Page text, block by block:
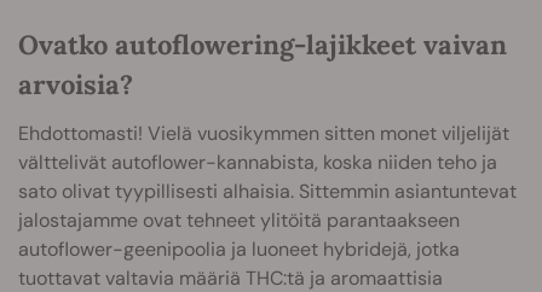
Ovatko autoflowering-lajikkeet vaivan
arvoisia?
Ehdottomasti! Vielä vuosikymmen sitten monet viljelijät
välttelivät autoflower-kannabista, koska niiden teho ja
sato olivat tyypillisesti alhaisia. Sittemmin asiantuntevat
jalostajamme ovat tehneet ylitöitä parantaakseen
autoflower-geenipoolia ja luoneet hybridejä, jotka
tuottavat valtavia määriä THC:tä ja aromaattisia